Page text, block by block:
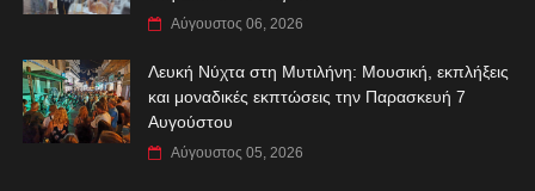
Αύγουστος 06, 2026
Λευκή Νύχτα στη Μυτιλήνη: Μουσική, εκπλήξεις
και μοναδικές εκπτώσεις την Παρασκευή 7
Αυγούστου
Αύγουστος 05, 2026